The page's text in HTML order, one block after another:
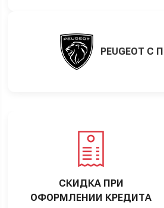
PEUGEOT С
СКИДКА ПРИ
ОФОРМЛЕНИИ КРЕДИТА